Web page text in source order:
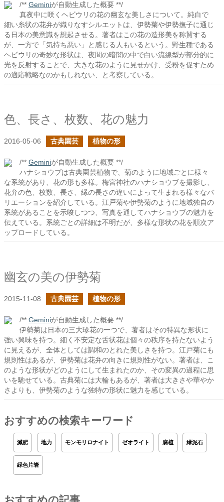
/** Geminiが自動生成した概要 **/
真夜中に咲くヘビウリの花の幽玄な美しさについて。純白で
細い糸状の花弁が織りなすシルエットは、伊勢菊や伊勢撫子に通じ
る日本の美意識を想起させる。著者はこの花の造形美を称賛する
が、一方で「気持ち悪い」と感じる人もいるという。野生種である
ヘビウリの奇妙な形状は、夜間の暗闇の中で白い流線型が部分的に
光を反射することで、大きな花のように見せかけ、受粉を促すため
の適応戦略なのかもしれない、と考察している。
色、長さ、枚数、花の魅力
2016-05-06 古典園芸 植物の形
/** Geminiが自動生成した概要 **/
ハナショウブは古典園芸植物で、菊のように地域ごとに様々
な系統があり、花の形も多様。梅宮神社のハナショウブを撮影し、
花弁の色、枚数、長さ、縁の長さの違いによって生まれる様々なバ
リエーションを紹介している。江戸菊や伊勢菊のように地域独自の
系統があることを示唆しつつ、写真を通してハナショウブの魅力を
伝えている。系統ごとの詳細は不明だが、多様な形状の花を順次ア
ップロードしている。
幽玄の美の伊勢菊
2015-11-08 古典園芸 植物の形
/** Geminiが自動生成した概要 **/
伊勢菊は日本の三大珍花の一つで、著者はその特異な形状に
強い興味を持つ。細く不安定な舌状花は個々の秩序を持たないよう
に見えるが、全体としては調和のとれた美しさを持つ。江戸菊にも
規則性はあるが、伊勢菊は花弁の向きに規則性がない。著者は、こ
のような形状がどのようにして生まれたのか、その変異の過程に思
いを馳せている。古典菊には大輪もあるが、著者は大きさや華やか
さよりも、伊勢菊のような独特の形状に魅力を感じている。
おすすめの検索キーワード
減肥 地力 モンモリロナイト ゼオライト 腐植 緑泥石
緑色片岩